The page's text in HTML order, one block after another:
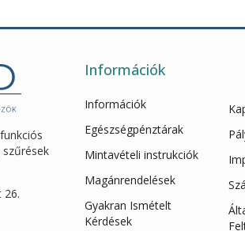
szűrések
26.
Információk
Információk
Egészségpénztárak
Mintavételi instrukciók
Magánrendelések
Gyakran Ismételt
Kérdések